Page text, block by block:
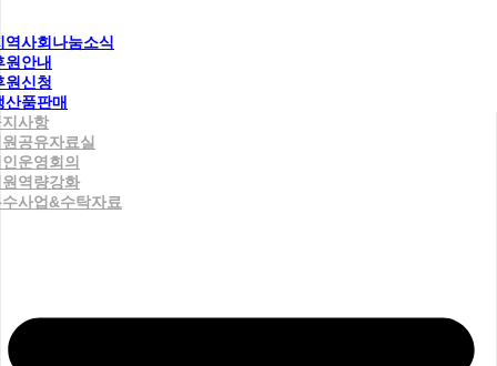
역사회나눔소식
원안내
원신청
산품판매
사항
공유자료실
운영회의
역량강화
사업&수탁자료